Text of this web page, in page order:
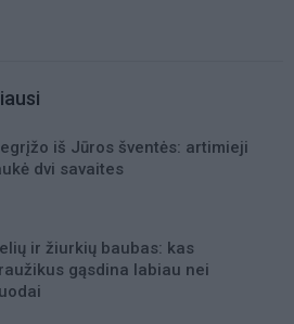
iš Jūros šventės: artimieji
dvi savaites
ir žiurkių baubas: kas
gąsdina labiau nei